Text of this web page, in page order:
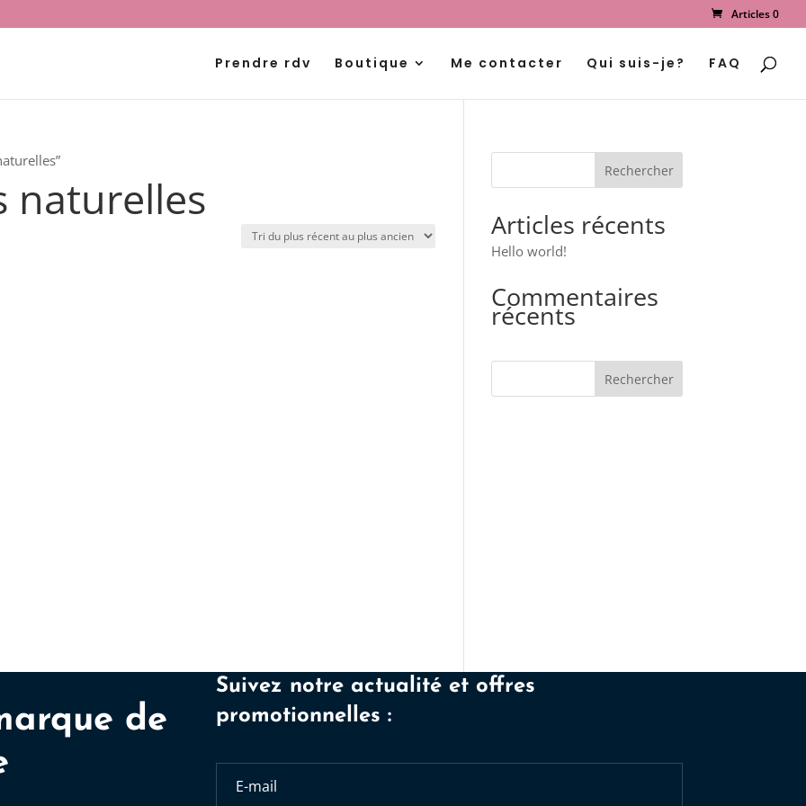
Articles 0
Prendre rdv Boutique Me contacter Qui suis-je? FAQ
Recherche
produits
naturelles Articles récents
Hello world!
Commentaires
récents
Rechercher
de
Suivez notre actualité et offres
promotionnelles :